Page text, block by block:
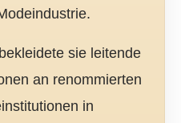
sie leitende
an renommierten
in